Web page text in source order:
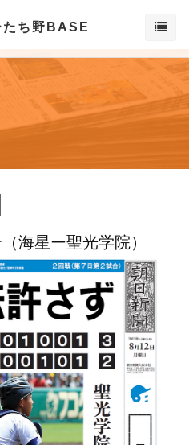
たち野BASE
海星ー聖光学院）